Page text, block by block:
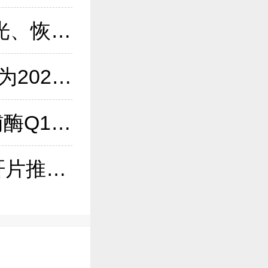
​熬夜剪辑党摘镜2026：术后少眩光、恢复快近视手术怎么选？
NAD+搜索量增长217%，NMN成为2026抗衰爆款成分，这十个NMN品牌值得
辅酶q10哪个牌子效果？2026年辅酶Q10选购：开启泛醇时代，十款主流品牌
护肝片哪个牌子好？性价比的护肝片推荐哪款？十大主流产品全维度对比，技术实力